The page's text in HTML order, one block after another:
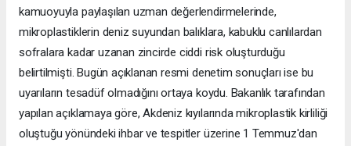
kamuoyuyla paylaşılan uzman değerlendirmelerinde,
mikroplastiklerin deniz suyundan balıklara, kabuklu canlılardan
sofralara kadar uzanan zincirde ciddi risk oluşturduğu
belirtilmişti. Bugün açıklanan resmi denetim sonuçları ise bu
uyarıların tesadüf olmadığını ortaya koydu. Bakanlık tarafından
yapılan açıklamaya göre, Akdeniz kıyılarında mikroplastik kirliliği
oluştuğu yönündeki ihbar ve tespitler üzerine 1 Temmuz'dan